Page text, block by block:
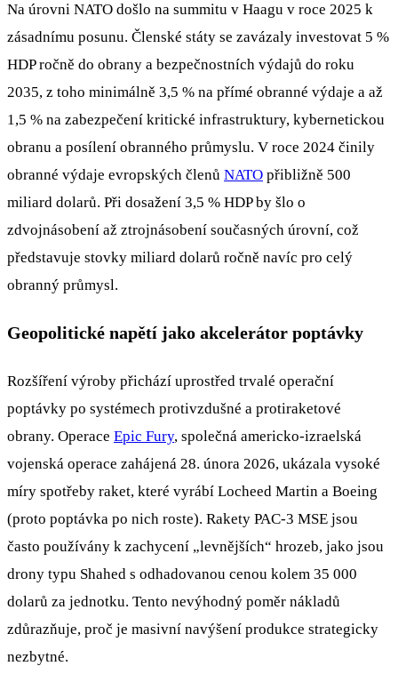
Na úrovni NATO došlo na summitu v Haagu v roce 2025 k
zásadnímu posunu. Členské státy se zavázaly investovat 5 %
HDP ročně do obrany a bezpečnostních výdajů do roku
2035, z toho minimálně 3,5 % na přímé obranné výdaje a až
1,5 % na zabezpečení kritické infrastruktury, kybernetickou
obranu a posílení obranného průmyslu. V roce 2024 činily
obranné výdaje evropských členů NATO přibližně 500
miliard dolarů. Při dosažení 3,5 % HDP by šlo o
zdvojnásobení až ztrojnásobení současných úrovní, což
představuje stovky miliard dolarů ročně navíc pro celý
obranný průmysl.
Geopolitické napětí jako akcelerátor poptávky
Rozšíření výroby přichází uprostřed trvalé operační
poptávky po systémech protivzdušné a protiraketové
obrany. Operace Epic Fury, společná americko-izraelská
vojenská operace zahájená 28. února 2026, ukázala vysoké
míry spotřeby raket, které vyrábí Locheed Martin a Boeing
(proto poptávka po nich roste). Rakety PAC-3 MSE jsou
často používány k zachycení „levnějších“ hrozeb, jako jsou
drony typu Shahed s odhadovanou cenou kolem 35 000
dolarů za jednotku. Tento nevýhodný poměr nákladů
zdůrazňuje, proč je masivní navýšení produkce strategicky
nezbytné.